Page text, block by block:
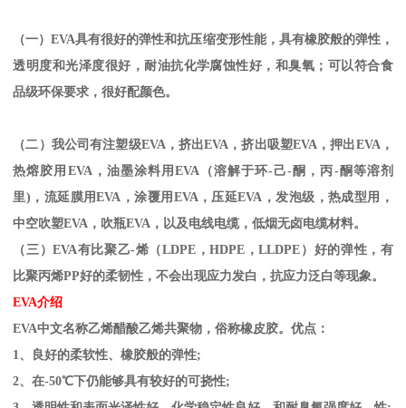
（一）EVA具有很好的弹性和抗压缩变形性能，具有橡胶般的弹性，
透明度和光泽度很好，耐油抗化学腐蚀性好，和臭氧；可以符合食
品级环保要求，很好配颜色。
（二）我公司有注塑级EVA，挤出EVA ，挤出吸塑EVA ，押出EVA，
热熔胶用 EVA，油墨涂料用 EVA（溶解于环-己-酮，丙-酮等溶剂
里) ，流延膜用EVA ，涂覆用 EVA，压延EVA ，发泡级，热成型用，
中空吹塑EVA ，吹瓶EVA ，以及电线电缆，低烟无卤电缆材料。
（三）EVA有比聚乙-烯（LDPE ，HDPE ，LLDPE ）好的弹性，有
比聚丙烯PP好的柔韧性，不会出现应力发白，抗应力泛白等现象。
EVA介绍
EVA中文名称乙烯醋酸乙烯共聚物，俗称橡皮胶。优点：
1、良好的柔软性、橡胶般的弹性;
2、在-50℃下仍能够具有较好的可挠性;